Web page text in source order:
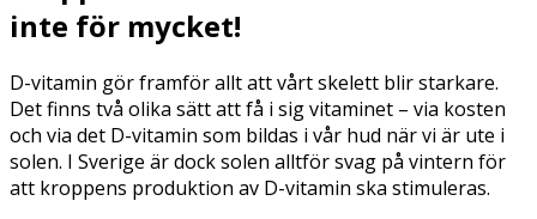
inte för mycket!
D-vitamin gör framför allt att vårt skelett blir starkare.
Det finns två olika sätt att få i sig vitaminet – via kosten
och via det D-vitamin som bildas i vår hud när vi är ute i
solen. I Sverige är dock solen alltför svag på vintern för
att kroppens produktion av D-vitamin ska stimuleras.